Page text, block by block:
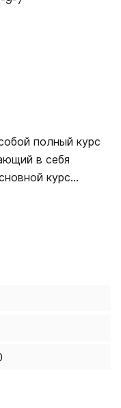
полный курс
в себя
курс
и
как
изучать
тексты
было
языке, без